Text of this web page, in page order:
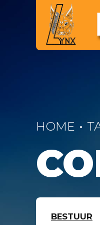
HOME
BESTUUR